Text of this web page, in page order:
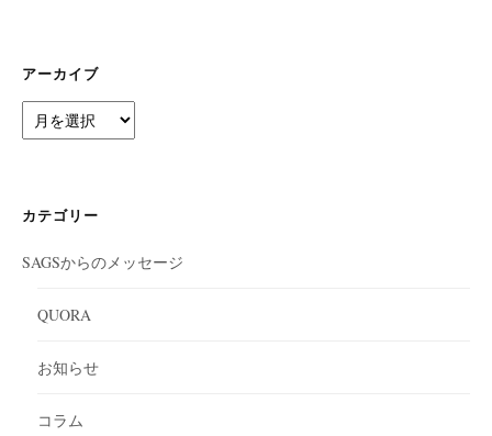
アーカイブ
ー
ブ
カテゴリー
SAGSからのメッセージ
QUORA
お知らせ
コラム